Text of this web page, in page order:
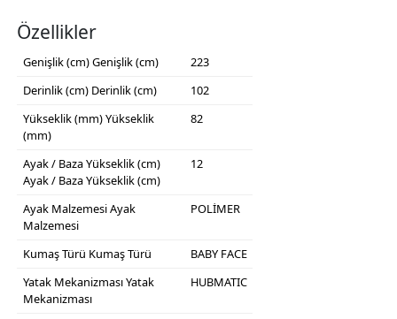
Özellikler
Genişlik (cm)Genişlik (cm)
223
Derinlik (cm) Derinlik (cm)
102
Yükseklik (mm)Yükseklik
(mm)
82
Ayak / Baza Yükseklik (cm)
Ayak / Baza Yükseklik (cm)
12
Ayak MalzemesiAyak
Malzemesi
POLİMER
Kumaş Türü Kumaş Türü
BABY FACE
Yatak MekanizmasıYatak
Mekanizması
HUBMATIC